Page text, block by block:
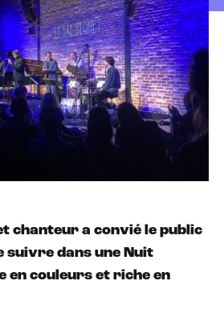
chanteur a convié le public
suivre dans une Nuit
en couleurs et riche en